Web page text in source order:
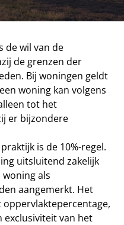
de wil van de
de grenzen der
Bij woningen geldt
woning kan volgens
tot het
er bijzondere
is de 10%-regel.
uitsluitend zakelijk
als
aangemerkt. Het
exclusiviteit van het